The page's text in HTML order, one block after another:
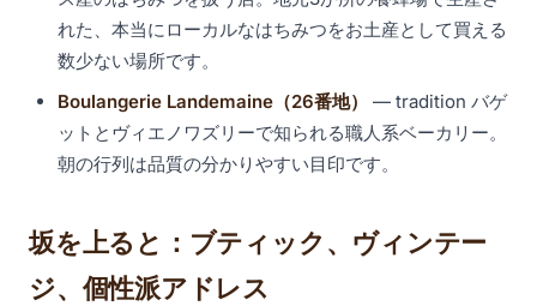
れた、本当にローカルなはちみつをお土産として買える
数少ない場所です。
Boulangerie Landemaine（26番地）
— tradition バゲ
ットとヴィエノワズリーで知られる職人系ベーカリー。
朝の行列は品質の分かりやすい目印です。
坂を上ると：ブティック、ヴィンテー
ジ、個性派アドレス